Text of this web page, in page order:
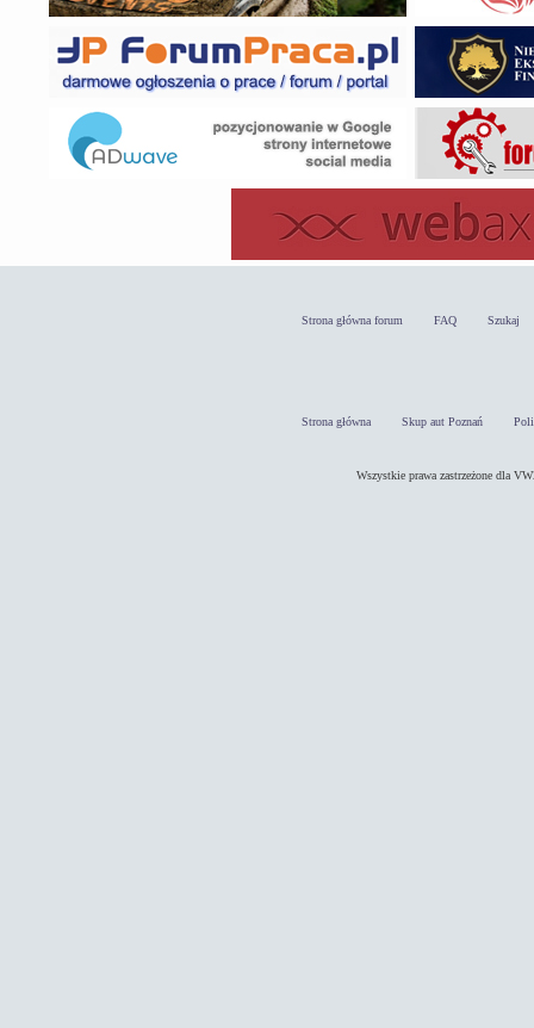
Strona główna forum FAQ Szukaj
Strona główna Skup aut Poznań
Wszystkie prawa zastrzeżone dla